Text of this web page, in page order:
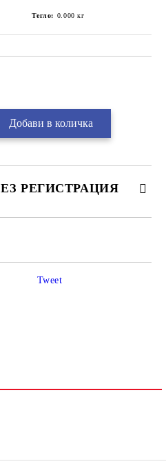
Тегло: 0.000 кг
РЕГИСТРАЦИЯ
Tweet